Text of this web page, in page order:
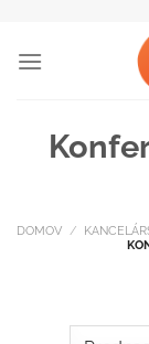
content
DOMOV /